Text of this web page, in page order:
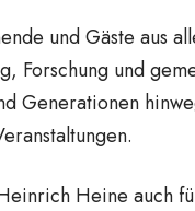
und Gäste
Forschung und
Generationen
Heine auch